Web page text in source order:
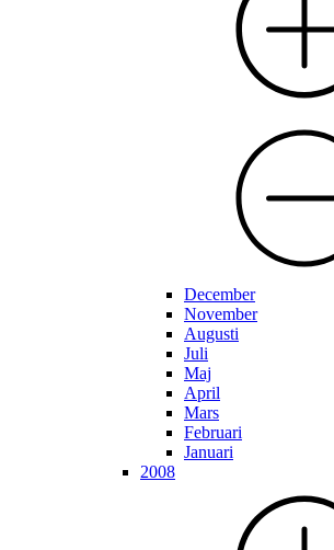
December
November
Augusti
Juli
Maj
April
Mars
Februari
Januari
2008